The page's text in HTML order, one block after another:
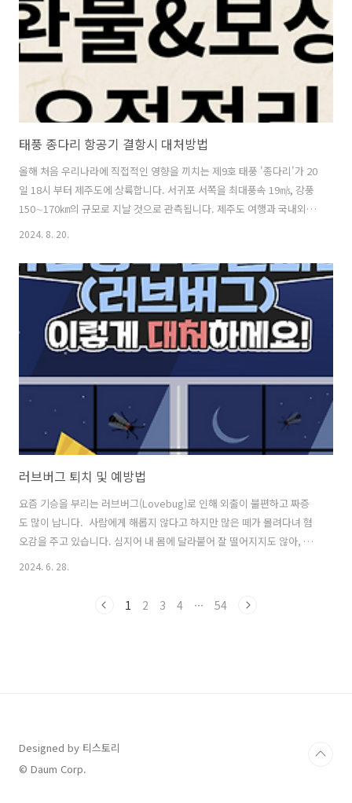
드는 각양각색의 캐릭..
태풍 종다리 항공기 결항시 대처방법
올해 처음 우리나라에 직접적인 영향을 끼치는 제9호 태풍 '종다리'가 20
일 18시 부터 제주도에 상륙합니다. 서귀포 서쪽을 최대풍속 19㎧, 강풍
150∼170㎞의 규모로 지날 것으로 관측됩니다. 제주도 여행과 국내외
여행일정 있으신 분들은 각별히 태풍영향과 비행기 결항에 대한 소식에
공항 결항여부 확인 >> 인천공항 결항여부 확인 >> 태풍으로 인한 비
행기 결항시 대처방법 현재 20일 08시 부로 제주공항에는 급변풍(이륙
방향) 특보가 발효 중입니다. 제주도를 여행하는 일정이 있으시 분들은
제주도가 태풍 영향권에 들어가면 항공기 결항이 대규모로 발생할 수 있
기에 사전에 운항 여부를 확인하고 결항 시 대처방법 및 보상 등에 대해
2024. 8. 20.
러브버그 퇴치 및 예방법
요즘 기승을 부리는 러브버그(Lovebug)로 인해 외출이 불편하고 짜증
도 많이 납니다. 사람에게 해롭지 않다고 하지만 많은 떼가 몰려다녀 혐
오감을 주고 있습니다. 심지어 내 몸에 달라붙어 잘 떨어지지도 않아, 신
경이 곤두서고 화가 나기까지 합니다. 심지어 실내에서도 방충망을 뚫고
알려드리겠습니다. 환경부 러브버그 퇴치법 바로가기 러브버그란?러
2024. 6. 28.
1 2 3 4 ··· 54
Designed by 티스토리
© Daum Corp.